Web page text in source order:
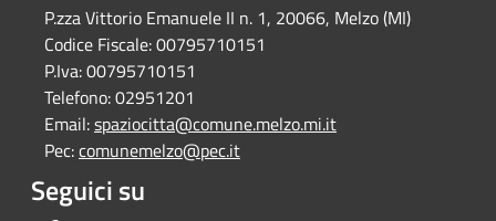
P.zza Vittorio Emanuele II n. 1, 20066, Melzo (MI)
Codice Fiscale:00795710151
P.Iva:00795710151
Telefono:02951201
Email:spaziocitta@comune.melzo.mi.it
Pec:comunemelzo@pec.it
Seguici su